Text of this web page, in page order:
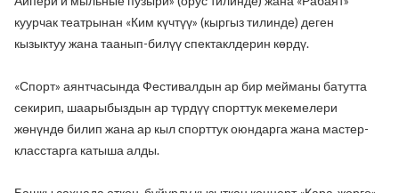
куурчак театрынан «Ким күчтүү» (кыргыз тилинде) деген
кызыктуу жана таанып-билүү спектаклдерин көрдү.
«Спорт» аянтчасында Фестивалдын ар бир мейманы батутта
секирип, шаарыбыздын ар түрдүү спорттук мекемелери
жөнүндө билип жана ар кыл спорттук оюндарга жана мастер-
класстарга катыша алды.